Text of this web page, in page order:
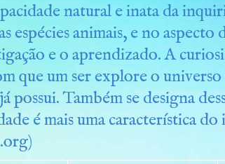
natural e inata da
espécies animais, e no aspecto
e o aprendizado. A
que um ser explore o
possui. Também se designa
é mais uma característica